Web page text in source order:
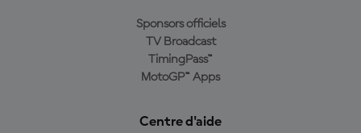
Sponsors officiels
TV Broadcast
TimingPass™
MotoGP™ Apps
Centre d'aide